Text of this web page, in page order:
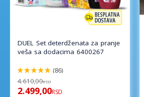
DUEL Set deterdženata za pranje
veša sa dodacima 6400267
98%
(86)
4.610,00RSD
2.499,00RSD